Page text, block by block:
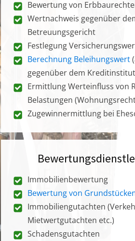
Bewertung von
Wertnachweis gegenüber
Betreuungsgericht
Festlegung
Berechnung Beleihungswert
gegenüber dem
Ermittlung Werteinfluss von
Belastungen
Zugewinnermittlung bei
Immobilienbewertung
Bewertung von
Immobiliengutachten
Mietwertgutachten etc.)
Schadensgutachten